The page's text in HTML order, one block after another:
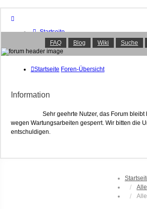
Startseite
Foren-Übersicht
FAQ
Suche
Aktive Themen
Das Team
FAQ Blog Wiki Suche
Startseite Foren-Übersicht
Information
Sehr geehrte Nutzer, das Forum bleibt
wegen Wartungsarbeiten gesperrt. Wir bitten die
entschuldigen.